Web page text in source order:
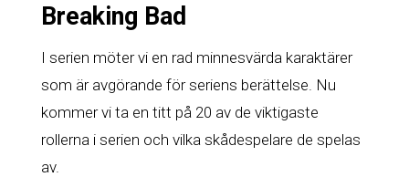
Breaking Bad
I serien möter vi en rad minnesvärda karaktärer
som är avgörande för seriens berättelse. Nu
kommer vi ta en titt på 20 av de viktigaste
rollerna i serien och vilka skådespelare de spelas
av.